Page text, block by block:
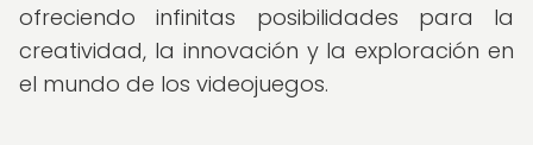
ofreciendo infinitas posibilidades para la
creatividad, la innovación y la exploración en
el mundo de los videojuegos.